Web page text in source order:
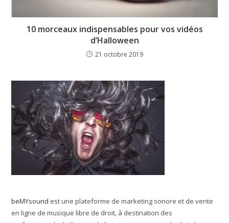
10 morceaux indispensables pour vos vidéos
d’Halloween
21 octobre 2019
beMYsound est une plateforme de marketing sonore et de vente
en ligne de musique libre de droit, à destination des